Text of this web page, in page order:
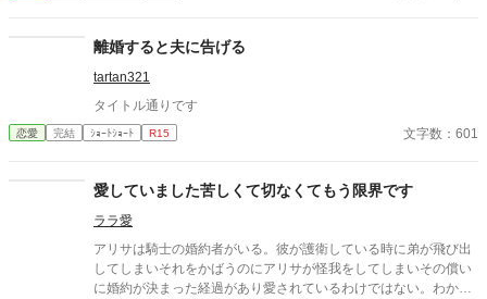
離婚すると夫に告げる
tartan321
タイトル通りです
恋愛 完結 ｼｮｰﾄｼｮｰﾄ R15 文字数：601
愛していました苦しくて切なくてもう限界です
ララ愛
アリサは騎士の婚約者がいる。彼が護衛している時に弟が飛び出
してしまいそれをかばうのにアリサが怪我をしてしまいその償い
に婚約が決まった経過があり愛されているわけではない。わかっ